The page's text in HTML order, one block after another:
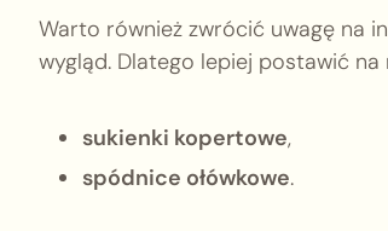
Warto również zwrócić uwagę na
wygląd. Dlatego lepiej postawić
sukienki kopertowe,
spódnice ołówkowe.